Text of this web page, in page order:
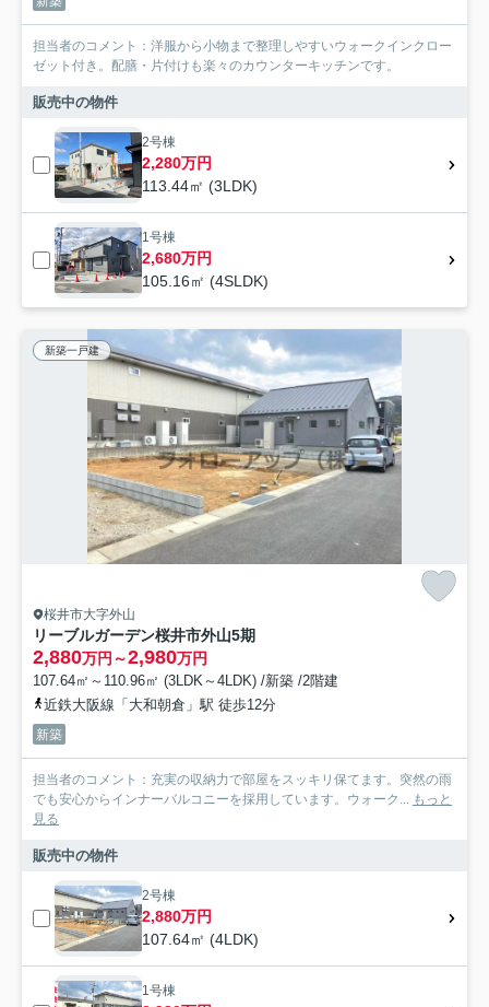
担当者のコメント：洋服から小物まで整理しやすいウォークインクロー
ゼット付き。配膳・片付けも楽々のカウンターキッチンです。
販売中の物件
2号棟
2,280万円
113.44㎡ (3LDK)
1号棟
2,680万円
105.16㎡ (4SLDK)
新築一戸建
桜井市大字外山
リーブルガーデン桜井市外山5期
2,880万円～2,980万円
107.64㎡～110.96㎡ (3LDK～4LDK) /新築 /2階建
近鉄大阪線「大和朝倉」駅 徒歩12分
新築
担当者のコメント：充実の収納力で部屋をスッキリ保てます。突然の雨
でも安心からインナーバルコニーを採用しています。ウォーク... もっと
見る
販売中の物件
2号棟
2,880万円
107.64㎡ (4LDK)
1号棟